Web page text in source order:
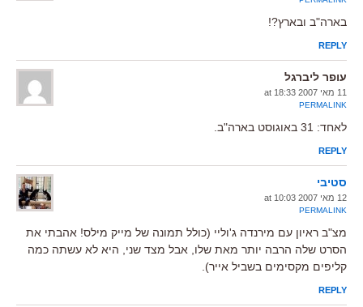
בארה"ב ובארץ?!
REPLY
עופר ליברגל
11 מאי 2007 at 18:33
PERMALINK
לאחד: 31 באוגוסט בארה"ב.
REPLY
סטיבי
12 מאי 2007 at 10:03
PERMALINK
מצ"ב ראיון עם מירנדה ג'וליי (כולל תמונה של מייק מילס! אהבתי את
הסרט שלה הרבה יותר מאת שלו, אבל מצד שני, היא לא עשתה כמה
קליפים מקסימים בשביל אייר).
REPLY